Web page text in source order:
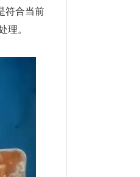
符合当前
理。